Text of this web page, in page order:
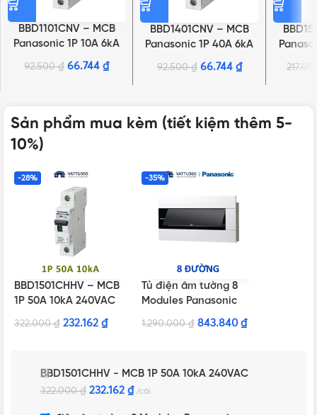
BBD1101CNV – MCB
Panasonic 1P 10A 6kA
240VAC
92.500₫ 66.744₫
BBD1401CNV – MCB
Panasonic 1P 40A 6kA
240VAC
92.500₫ 66.744 ₫
Sản phẩm mua kèm (tiết kiệm thêm 5-
10%)
-28%
BBD1501CHHV – MCB
1P 50A 10kA 240VAC
322.000₫ 232.162 ₫
-35%
Tủ điện âm tường 8
Modules Panasonic
BQDX08T11AV màu
1.290.000₫ 843.840 ₫
BBD1501CHHV - MCB 1P 50A 10kA 240VAC
322.000₫ 232.162 ₫ cái